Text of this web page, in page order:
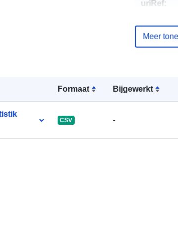
Formaat Bijgewerkt
CSV -
uriRef:
Meer